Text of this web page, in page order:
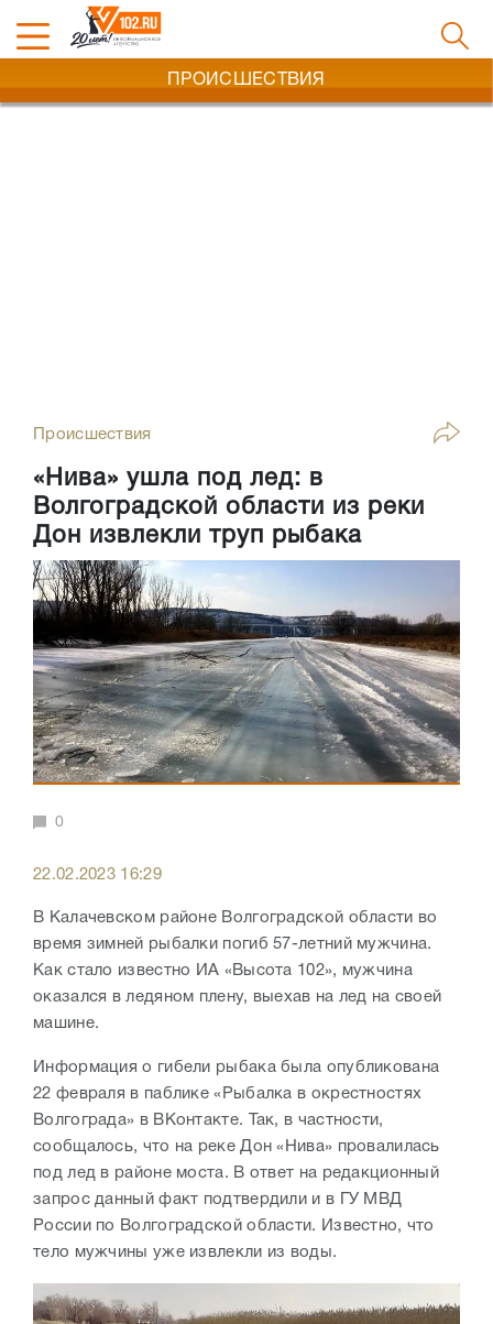
ПРОИСШЕСТВИЯ
Происшествия
«Нива» ушла под лед: в
Волгоградской области из реки
Дон извлекли труп рыбака
0
22.02.2023 16:29
В Калачевском районе Волгоградской области во
время зимней рыбалки погиб 57-летний мужчина.
Как стало известно ИА «Высота 102», мужчина
оказался в ледяном плену, выехав на лед на своей
машине.
Информация о гибели рыбака была опубликована
22 февраля в паблике «Рыбалка в окрестностях
Волгограда» в ВКонтакте. Так, в частности,
сообщалось, что на реке Дон «Нива» провалилась
под лед в районе моста. В ответ на редакционный
запрос данный факт подтвердили и в ГУ МВД
России по Волгоградской области. Известно, что
тело мужчины уже извлекли из воды.